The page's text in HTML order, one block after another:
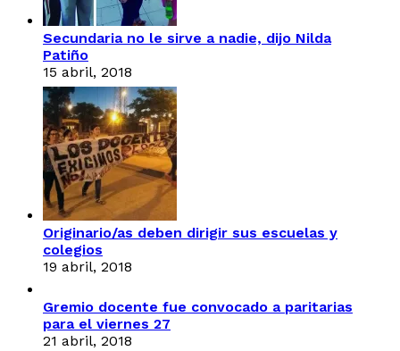
Secundaria no le sirve a nadie, dijo Nilda
Patiño
15 abril, 2018
Originario/as deben dirigir sus escuelas y
colegios
19 abril, 2018
Gremio docente fue convocado a paritarias
para el viernes 27
21 abril, 2018